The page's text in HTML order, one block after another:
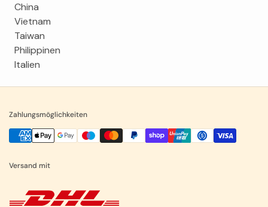
China
Vietnam
Taiwan
Philippinen
Italien
Zahlungsmöglichkeiten
Versand mit